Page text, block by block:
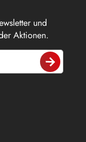
und
Aktionen.